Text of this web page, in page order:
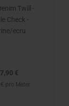
Twill -
Check -
ecru
€
pro Meter